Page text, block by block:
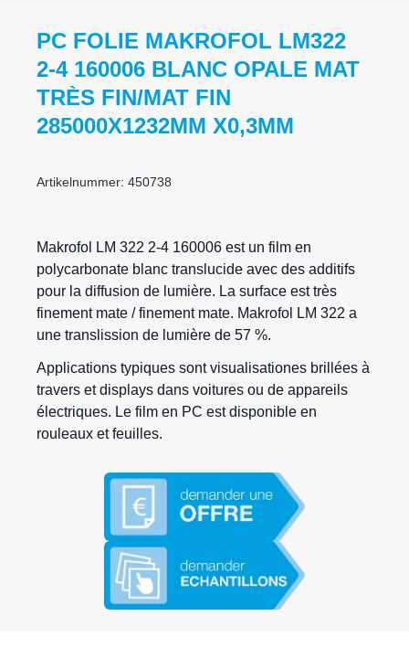
PC FOLIE MAKROFOL LM322
2-4 160006 BLANC OPALE MAT
TRÈS FIN/MAT FIN
285000X1232MM X0,3MM
Artikelnummer: 450738
Makrofol
LM 322 2-4 160006 est un film en
polycarbonate blanc translucide avec des additifs
pour la diffusion de lumière. La surface est très
finement mate / finement mate. Makrofol LM 322 a
une translission de lumière de 57 %.
Applications typiques sont visualisationes brillées à
travers et displays dans voitures ou de appareils
électriques. Le film en PC est disponible en
rouleaux et feuilles.